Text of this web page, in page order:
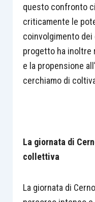
questo confronto
criticamente le
coinvolgimento dei
progetto ha inoltre
e la propensione
cerchiamo di
La giornata di
collettiva
La giornata di